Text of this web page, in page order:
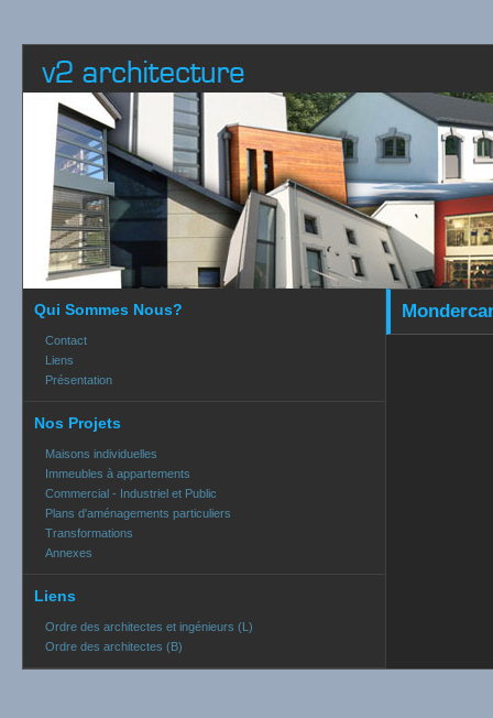
Qui Sommes Nous?
Contact
Liens
Présentation
Nos Projets
Maisons individuelles
Immeubles à appartements
Commercial - Industriel et Public
Plans d'aménagements particuliers
Transformations
Annexes
Liens
Ordre des architectes et ingénieurs (L)
Ordre des architectes (B)